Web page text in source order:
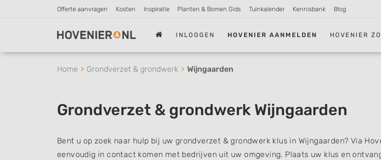
Offerte aanvragen Kosten Inspiratie Planten & Bomen Gids Tuinkalender Kennisbank Blog
INLOGGEN HOVENIER AANMELDEN HOVENIER
Home Grondverzet & grondwerk Wijngaarden
Grondverzet & grondwerk Wijngaarden
Bent u op zoek naar hulp bij uw grondverzet & grondwerk klus in Wijngaarden? Via
eenvoudig in contact komen met bedrijven uit uw omgeving. Plaats uw klus en